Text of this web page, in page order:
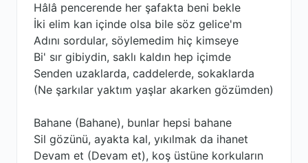
Hâlâ pencerende her şafakta beni bekle
İki elim kan içinde olsa bile söz gelice'm
Adını sordular, söylemedim hiç kimseye
Bi' sır gibiydin, saklı kaldın hep içimde
Senden uzaklarda, caddelerde, sokaklarda
(Ne şarkılar yaktım yaşlar akarken gözümden)
Bahane (Bahane), bunlar hepsi bahane
Sil gözünü, ayakta kal, yıkılmak da ihanet
Devam et (Devam et), koş üstüne korkuların